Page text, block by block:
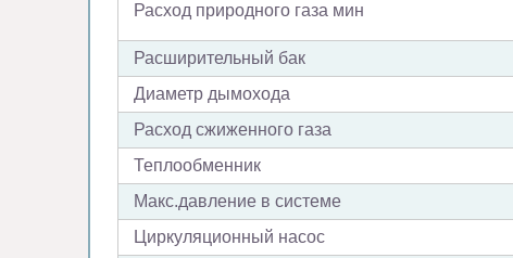
Расход природного газа мин
Расширительный бак
Диаметр дымохода
Расход сжиженного газа
Теплообменник
Макс.давление в системе
Циркуляционный насос